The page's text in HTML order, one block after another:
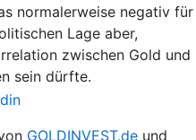
normalerweise negativ für
Lage aber,
zwischen Gold und
sein dürfte.
GOLDINVEST.de und